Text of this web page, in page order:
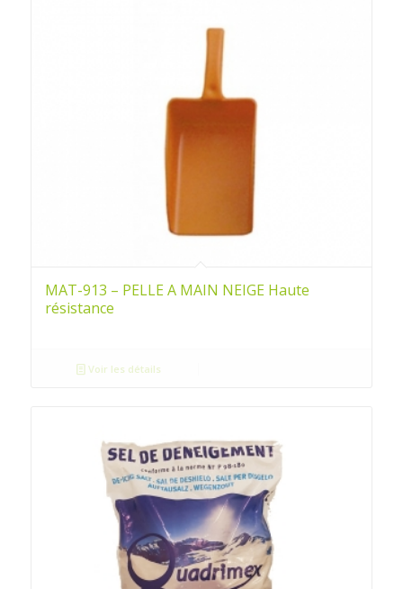
MAT-913 – PELLE A MAIN NEIGE Haute
résistance
Voir les détails